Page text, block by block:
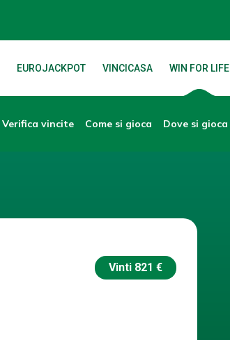
EUROJACKPOT VINCICASA WIN FOR LIFE
Verifica vincite Come si gioca Dove si gioca
Vinti 821 €